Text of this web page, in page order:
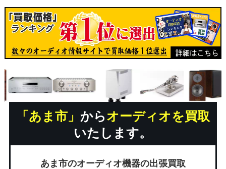
「あま市」 からオーディオを買取
いたします。
あま市のオーディオ機器の出張買取